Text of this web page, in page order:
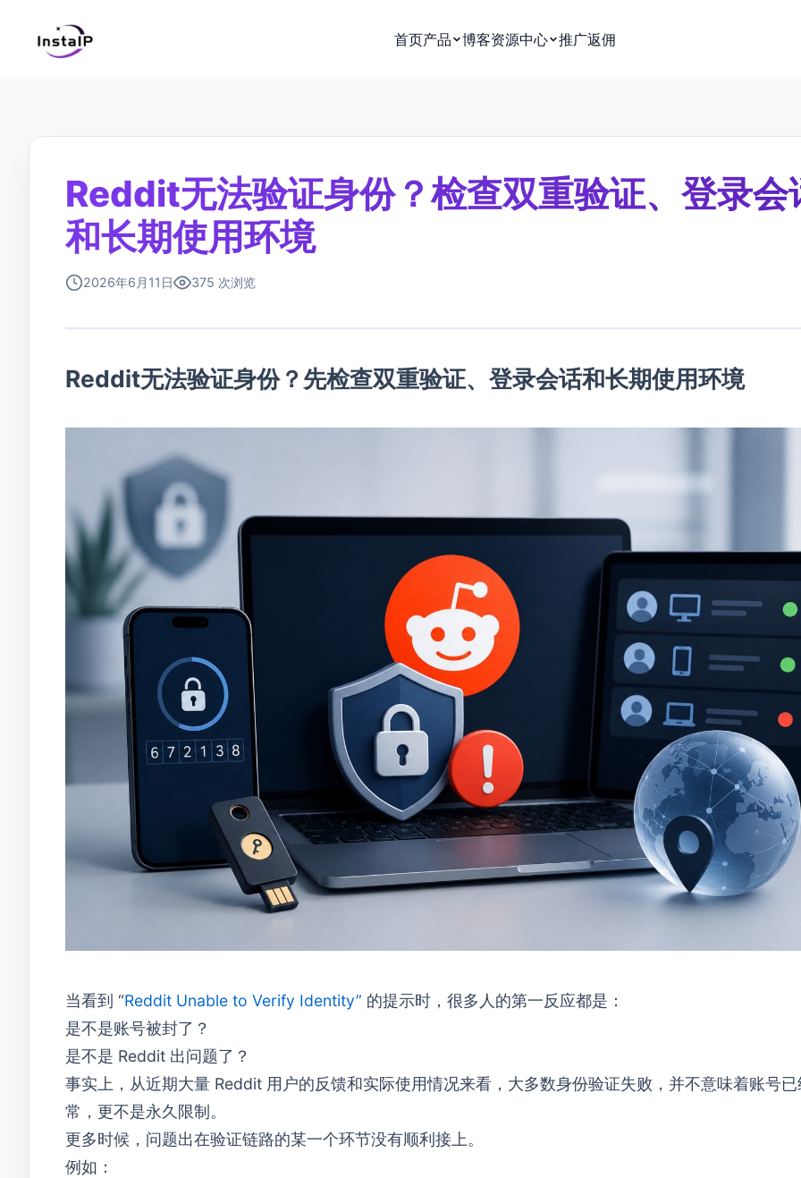
首页产品 博客资源中心 推广返佣
Reddit无法验证身份？检查双重验证、登录会
和长期使用环境
2026年6月11日 375 次浏览
Reddit无法验证身份？先检查双重验证、登录会话和长期使用环境
当看到 “Reddit Unable to Verify Identity” 的提示时，很多人的第一反应都是：
是不是账号被封了？
是不是 Reddit 出问题了？
事实上，从近期大量 Reddit 用户的反馈和实际使用情况来看，大多数身份验证失败，并不意味着账号
常，更不是永久限制。
更多时候，问题出在验证链路的某一个环节没有顺利接上。
例如：